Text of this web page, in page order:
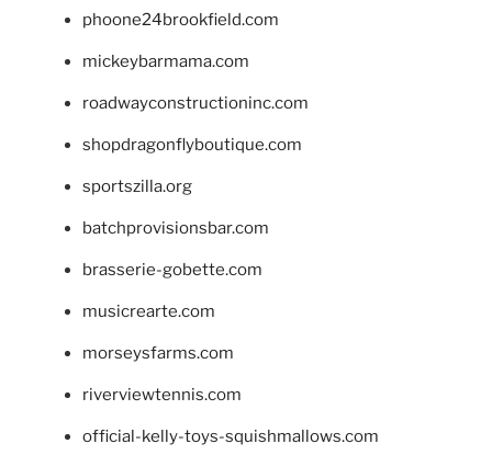
phoone24brookfield.com
mickeybarmama.com
roadwayconstructioninc.com
shopdragonflyboutique.com
sportszilla.org
batchprovisionsbar.com
brasserie-gobette.com
musicrearte.com
morseysfarms.com
riverviewtennis.com
official-kelly-toys-squishmallows.com